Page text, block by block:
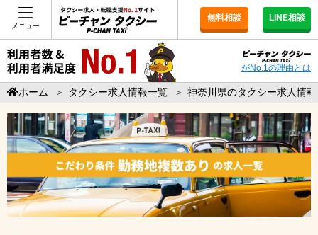
メニュー
無料相談 LINE相談
がNo.1の理由とは
ホーム ＞ タクシー求人情報一覧 ＞ 神奈川県のタクシー求人情報